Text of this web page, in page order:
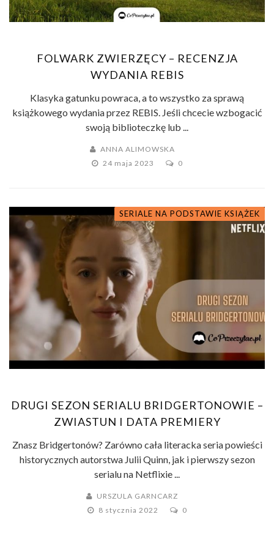
FOLWARK ZWIERZĘCY – RECENZJA
WYDANIA REBIS
Klasyka gatunku powraca, a to wszystko za sprawą
książkowego wydania przez REBIS. Jeśli chcecie wzbogacić
swoją biblioteczkę lub ...
ANNA ALIMOWSKA
24 maja 2023
0
SERIALE NA PODSTAWIE KSIĄŻEK
DRUGI SEZON SERIALU BRIDGERTONOWIE –
ZWIASTUN I DATA PREMIERY
Znasz Bridgertonów? Zarówno cała literacka seria powieści
historycznych autorstwa Julii Quinn, jak i pierwszy sezon
serialu na Netflixie ...
URSZULA GARNCARZ
8 stycznia 2022
0